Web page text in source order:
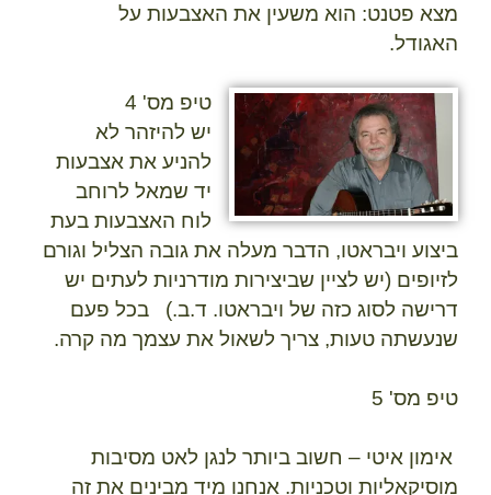
מצא פטנט: הוא משעין את האצבעות על
האגודל.
טיפ מס' 4
יש להיזהר לא
להניע את אצבעות
יד שמאל לרוחב
לוח האצבעות בעת
ביצוע ויבראטו, הדבר מעלה את גובה הצליל וגורם
לזיופים (יש לציין שביצירות מודרניות לעתים יש
דרישה לסוג כזה של ויבראטו. ד.ב.) בכל פעם
שנעשתה טעות, צריך לשאול את עצמך מה קרה.
טיפ מס' 5
אימון איטי – חשוב ביותר לנגן לאט מסיבות
מוסיקאליות וטכניות. אנחנו מיד מבינים את זה